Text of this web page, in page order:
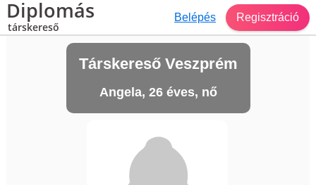
Diplomás
társkereső
Belépés Regisztráció
Társkereső Veszprém
Angela, 26 éves, nő